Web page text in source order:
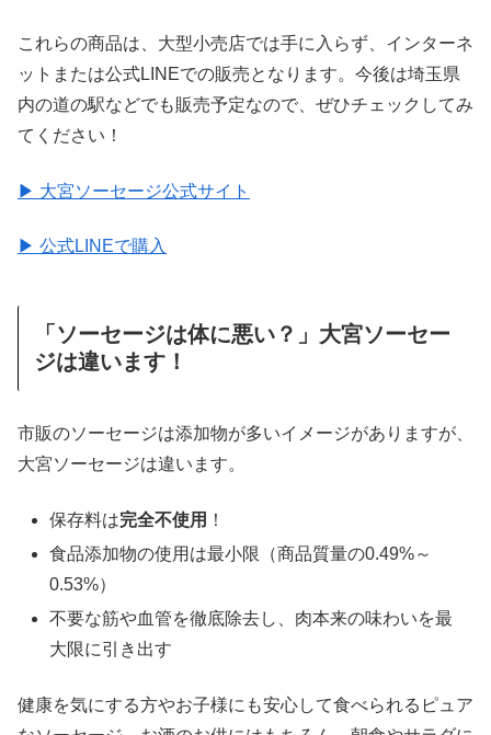
これらの商品は、大型小売店では手に入らず、インターネ
ットまたは公式LINEでの販売となります。今後は埼玉県
内の道の駅などでも販売予定なので、ぜひチェックしてみ
てください！
▶ 大宮ソーセージ公式サイト
▶ 公式LINEで購入
「ソーセージは体に悪い？」大宮ソーセー
ジは違います！
市販のソーセージは添加物が多いイメージがありますが、
大宮ソーセージは違います。
保存料は完全不使用 ！
食品添加物の使用は最小限（商品質量の0.49%～
0.53%）
不要な筋や血管を徹底除去し、肉本来の味わいを最
大限に引き出す
健康を気にする方やお子様にも安心して食べられるピュア